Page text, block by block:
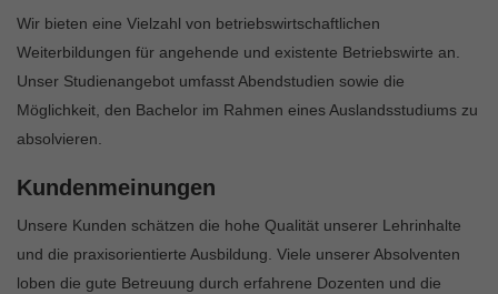
Wir bieten eine Vielzahl von betriebswirtschaftlichen
Weiterbildungen für angehende und existente Betriebswirte an.
Unser Studienangebot umfasst Abendstudien sowie die
Möglichkeit, den Bachelor im Rahmen eines Auslandsstudiums zu
absolvieren.
Kundenmeinungen
Unsere Kunden schätzen die hohe Qualität unserer Lehrinhalte
und die praxisorientierte Ausbildung. Viele unserer Absolventen
loben die gute Betreuung durch erfahrene Dozenten und die